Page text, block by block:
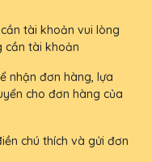
tài khoản vui lòng
cần tài khoản
nhận đơn hàng, lựa
cho đơn hàng của
chú thích và gửi đơn